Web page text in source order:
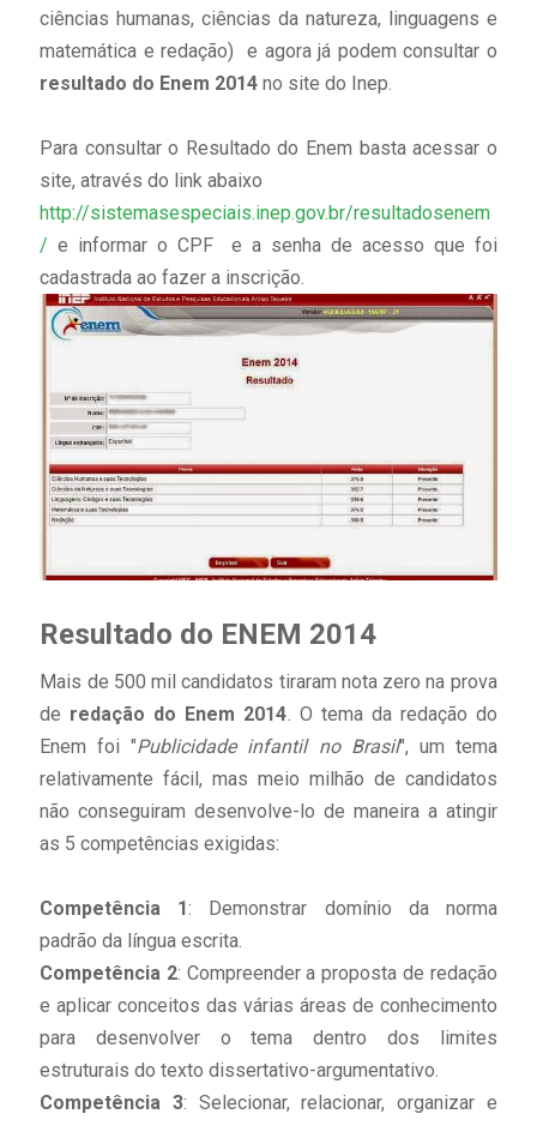
ciências humanas, ciências da natureza, linguagens e
matemática e redação) e agora já podem consultar o
resultado do Enem 2014 no site do Inep.
Para consultar o Resultado do Enem basta acessar o
site, através do link abaixo
http://sistemasespeciais.inep.gov.br/resultadosenem
/ e informar o CPF e a senha de acesso que foi
cadastrada ao fazer a inscrição.
Resultado do ENEM 2014
Mais de 500 mil candidatos tiraram nota zero na prova
de redação do Enem 2014 . O tema da redação do
Enem foi "Publicidade infantil no Brasil", um tema
relativamente fácil, mas meio milhão de candidatos
não conseguiram desenvolve-lo de maneira a atingir
as 5 competências exigidas:
Competência 1: Demonstrar domínio da norma
padrão da língua escrita.
Competência 2: Compreender a proposta de redação
e aplicar conceitos das várias áreas de conhecimento
para desenvolver o tema dentro dos limites
estruturais do texto dissertativo-argumentativo.
Competência 3: Selecionar, relacionar, organizar e